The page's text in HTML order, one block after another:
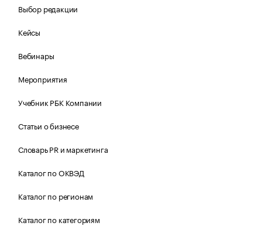
Выбор редакции
Кейсы
Вебинары
Мероприятия
Учебник РБК Компании
Статьи о бизнесе
Словарь PR и маркетинга
Каталог по ОКВЭД
Каталог по регионам
Каталог по категориям